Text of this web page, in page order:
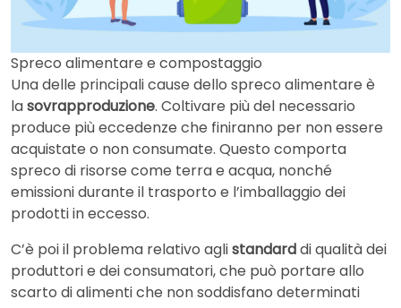
Spreco alimentare e compostaggio
Una delle principali cause dello spreco alimentare è
lasovrapproduzione. Coltivare più del necessario
produce più eccedenze che finiranno per non essere
acquistate o non consumate. Questo comporta
spreco di risorse come terra e acqua, nonché
emissioni durante il trasporto e l’imballaggio dei
prodotti in eccesso.
C’è poi il problema relativo aglistandarddi qualità dei
produttori e dei consumatori, che può portare allo
scarto di alimenti che non soddisfano determinati